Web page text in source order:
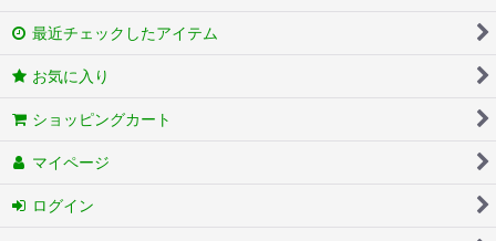
最近チェックしたアイテム
お気に入り
ショッピングカート
マイページ
ログイン